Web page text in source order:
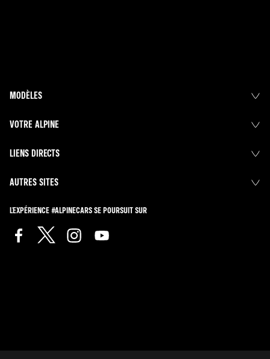
MODÈLES
VOTRE ALPINE
LIENS DIRECTS
AUTRES SITES
L'EXPÉRIENCE #ALPINECARS SE POURSUIT SUR